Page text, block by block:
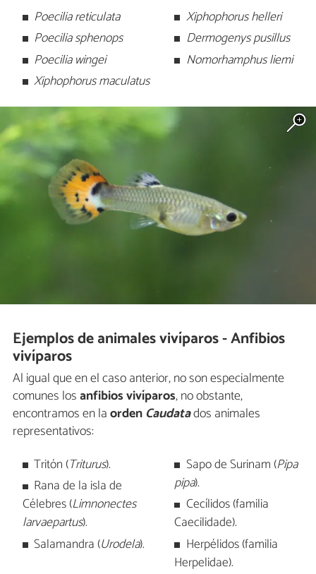
Poecilia reticulata
Poecilia sphenops
Poecilia wingei
Xiphophorus maculatus
Xiphophorus helleri
Dermogenys pusillus
Nomorhamphus liemi
Ejemplos de animales vivíparos - Anfibios
vivíparos
Al igual que en el caso anterior, no son especialmente
comunes losanfibios vivíparos, no obstante,
encontramos en laorden Caudatados animales
representativos:
Tritón (Triturus).
Rana de la isla de
Célebres (Limnonectes
larvaepartus).
Salamandra (Urodela).
Sapo de Surinam (Pipa
pipa).
Cecílidos (familia
Caecilidade).
Herpélidos (familia
Herpelidae).